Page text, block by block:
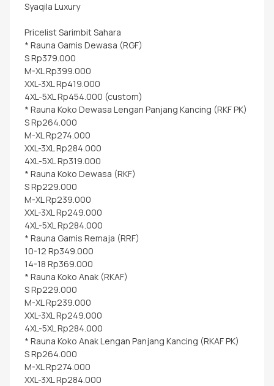
Syaqila Luxury
Pricelist Sarimbit Sahara
* Rauna Gamis Dewasa (RGF)
S Rp379.000
M-XL Rp399.000
XXL-3XL Rp419.000
4XL-5XL Rp454.000 (custom)
* Rauna Koko Dewasa Lengan Panjang Kancing (RKF PK)
S Rp264.000
M-XL Rp274.000
XXL-3XL Rp284.000
4XL-5XL Rp319.000
* Rauna Koko Dewasa (RKF)
S Rp229.000
M-XL Rp239.000
XXL-3XL Rp249.000
4XL-5XL Rp284.000
* Rauna Gamis Remaja (RRF)
10-12 Rp349.000
14-18 Rp369.000
* Rauna Koko Anak (RKAF)
S Rp229.000
M-XL Rp239.000
XXL-3XL Rp249.000
4XL-5XL Rp284.000
* Rauna Koko Anak Lengan Panjang Kancing (RKAF PK)
S Rp264.000
M-XL Rp274.000
XXL-3XL Rp284.000